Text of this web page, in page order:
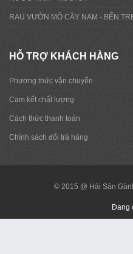
RAU VƯỜN MÕ CÀY NAM - BẾN
HỖ TRỢ KHÁCH HÀNG
Phương thức vận chuyển
Cam kết chất lượng
Cách thức thanh toán
Chính sách đổi trả hàng
© 2015 @ Hải Sản
Đang